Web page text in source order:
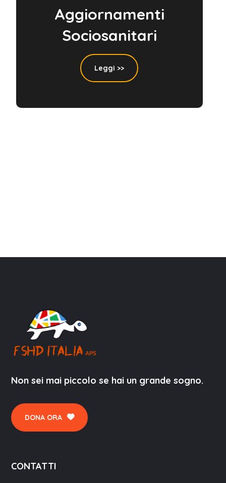
Aggiornamenti
Sociosanitari
Leggi >>
Non sei mai piccolo se hai un grande sogno.
DONA ORA
CONTATTI